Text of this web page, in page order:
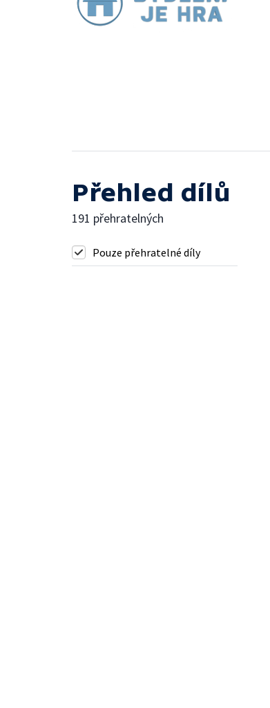
Přehled dílů
191 přehratelných
Pouze přehratelné díly